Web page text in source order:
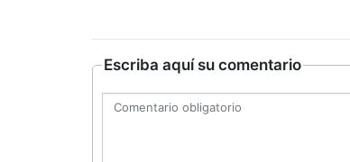
Escriba aquí su comentario